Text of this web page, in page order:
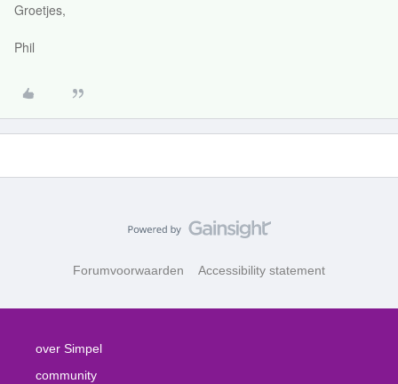
Groetjes,
Phil
Forumvoorwaarden Accessibility statement
over Simpel
community